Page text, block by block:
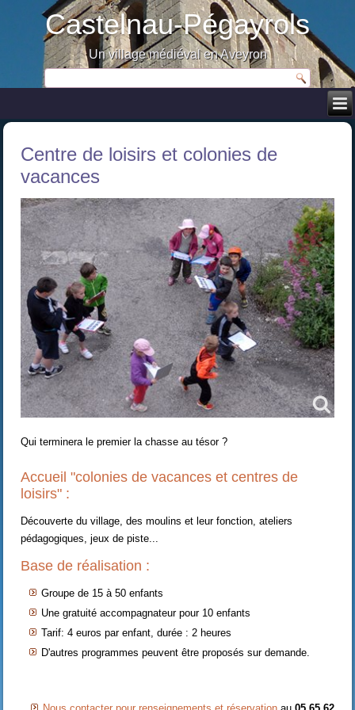
Castelnau-Pégayrols
Un village médiéval en Aveyron
Centre de loisirs et colonies de
vacances
Qui terminera le premier la chasse au tésor ?
Accueil "colonies de vacances et centres de
loisirs" :
Découverte du village, des moulins et leur fonction, ateliers
pédagogiques, jeux de piste...
Base de réalisation :
Groupe de 15 à 50 enfants
Une gratuité accompagnateur pour 10 enfants
Tarif: 4 euros par enfant, durée : 2 heures
D'autres programmes peuvent être proposés sur demande.